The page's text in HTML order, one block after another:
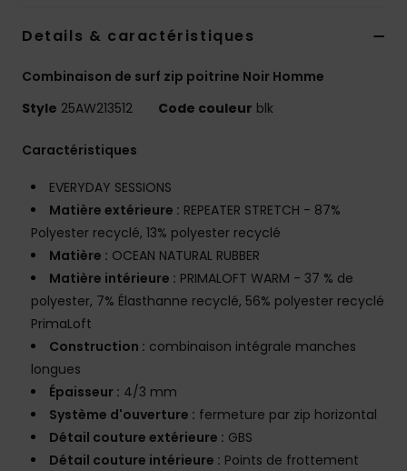
Details & caractéristiques
Combinaison de surf zip poitrine Noir Homme
Style 25AW213512 Code couleur blk
Caractéristiques
EVERYDAY SESSIONS
Matière extérieure : REPEATER STRETCH - 87%
Polyester recyclé, 13% polyester recyclé
Matière : OCEAN NATURAL RUBBER
Matière intérieure : PRIMALOFT WARM - 37 % de
polyester, 7% Élasthanne recyclé, 56% polyester recyclé
PrimaLoft
Construction : combinaison intégrale manches
longues
Épaisseur : 4/3 mm
Système d'ouverture : fermeture par zip horizontal
Détail couture extérieure : GBS
Détail couture intérieure : Points de frottement